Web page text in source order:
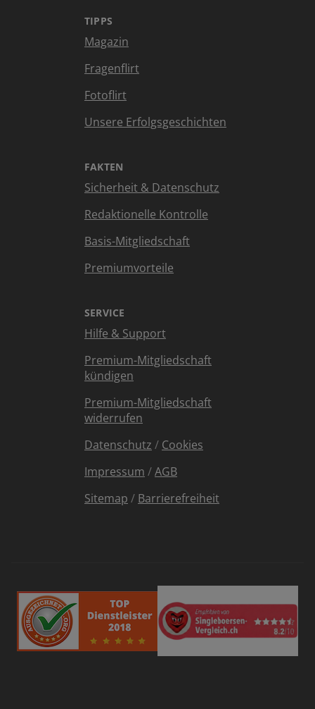
TIPPS
Magazin
Fragenflirt
Fotoflirt
Unsere Erfolgsgeschichten
FAKTEN
Sicherheit & Datenschutz
Redaktionelle Kontrolle
Basis-Mitgliedschaft
Premiumvorteile
SERVICE
Hilfe & Support
Premium-Mitgliedschaft
kündigen
Premium-Mitgliedschaft
widerrufen
Datenschutz / Cookies
Impressum /AGB
Sitemap / Barrierefreiheit